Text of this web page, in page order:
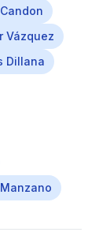
Vázquez
Dillana